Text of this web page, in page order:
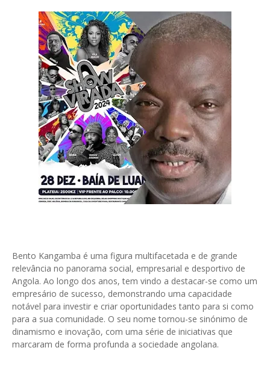
Bento Kangamba é uma figura multifacetada e de grande
relevância no panorama social, empresarial e desportivo de
Angola. Ao longo dos anos, tem vindo a destacar-se como um
empresário de sucesso, demonstrando uma capacidade
notável para investir e criar oportunidades tanto para si como
para a sua comunidade. O seu nome tornou-se sinónimo de
dinamismo e inovação, com uma série de iniciativas que
marcaram de forma profunda a sociedade angolana.